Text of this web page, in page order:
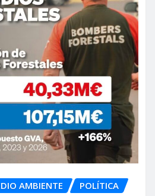
AMBIENTE POLÍTICA